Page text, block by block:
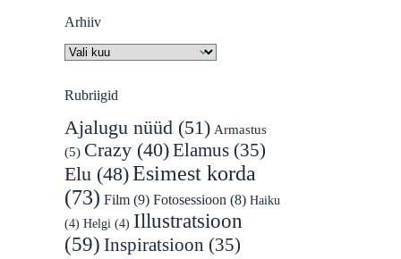
Arhiiv
Arhiiv
Rubriigid
Ajalugu nüüd(51) Armastus
(5) Crazy(40)Elamus(35)
Elu(48)Esimest korda
(73) Film(9) Fotosessioon (8) Haiku
(4) Helgi(4) Illustratsioon
(59) Inspiratsioon (35)